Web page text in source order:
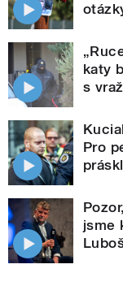
katy
s
Pro
jsme